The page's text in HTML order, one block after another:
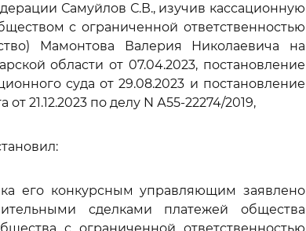
Самуйлов С.В., изучив кассационную
с ограниченной ответственностью
Мамонтова Валерия Николаевича на
области от 07.04.2023, постановление
суда от 29.08.2023 и постановление
21.12.2023 по делу N А55-22274/2019,
его конкурсным управляющим заявлено
сделками платежей общества